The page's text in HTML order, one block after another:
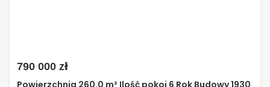
790 000 zł
Powierzchnia 260.0 m² Ilość pokoi 6 Rok Budowy 1930